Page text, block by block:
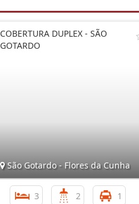
COBERTURA DUPLEX - SÃO
GOTARDO
São Gotardo - Flores da Cunha
3 2 1